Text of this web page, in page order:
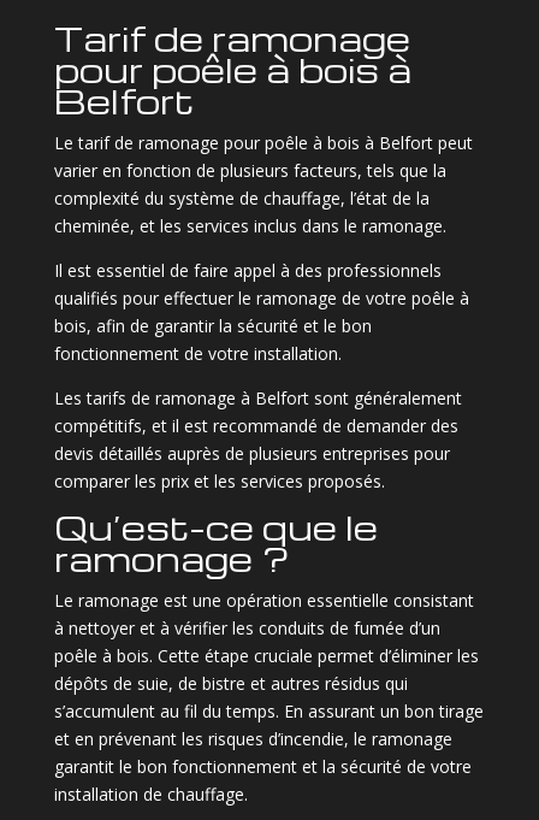
Tarif de ramonage
pour poêle à bois à
Belfort
Le tarif de ramonage pour poêle à bois à Belfort peut
varier en fonction de plusieurs facteurs, tels que la
complexité du système de chauffage, l’état de la
cheminée, et les services inclus dans le ramonage.
Il est essentiel de faire appel à des professionnels
qualifiés pour effectuer le ramonage de votre poêle à
bois, afin de garantir la sécurité et le bon
fonctionnement de votre installation.
Les tarifs de ramonage à Belfort sont généralement
compétitifs, et il est recommandé de demander des
devis détaillés auprès de plusieurs entreprises pour
comparer les prix et les services proposés.
Qu’est-ce que le
ramonage ?
Le ramonage est une opération essentielle consistant
à nettoyer et à vérifier les conduits de fumée d’un
poêle à bois. Cette étape cruciale permet d’éliminer les
dépôts de suie, de bistre et autres résidus qui
s’accumulent au fil du temps. En assurant un bon tirage
et en prévenant les risques d’incendie, le ramonage
garantit le bon fonctionnement et la sécurité de votre
installation de chauffage.